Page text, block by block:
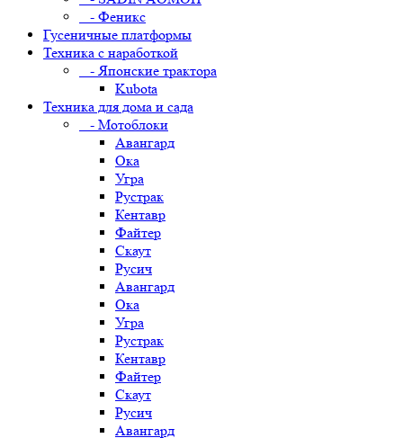
- Феникс
Гусеничные платформы
Техника с наработкой
- Японские трактора
Kubota
Техника для дома и сада
- Мотоблоки
Авангард
Ока
Угра
Рустрак
Кентавр
Файтер
Скаут
Русич
Авангард
Ока
Угра
Рустрак
Кентавр
Файтер
Скаут
Русич
Авангард